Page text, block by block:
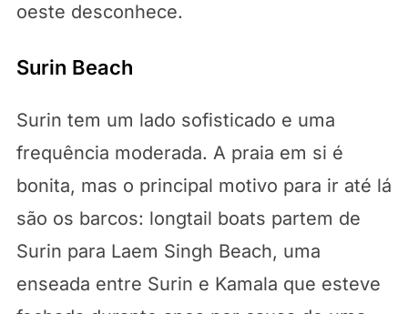
oeste desconhece.
Surin Beach
Surin tem um lado sofisticado e uma
frequência moderada. A praia em si é
bonita, mas o principal motivo para ir até lá
são os barcos: longtail boats partem de
Surin para Laem Singh Beach, uma
enseada entre Surin e Kamala que esteve